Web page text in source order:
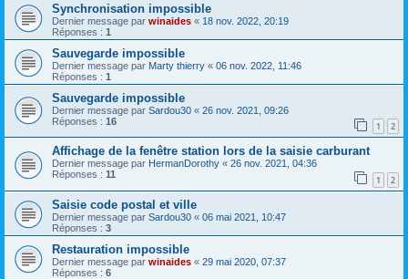
Synchronisation impossible
Dernier message par winaides « 18 nov. 2022, 20:19
Réponses : 1
Sauvegarde impossible
Dernier message par Marty thierry « 06 nov. 2022, 11:46
Réponses : 1
Sauvegarde impossible
Dernier message par Sardou30 « 26 nov. 2021, 09:26
Réponses : 16 1 2
Affichage de la fenêtre station lors de la saisie carburant
Dernier message par HermanDorothy « 26 nov. 2021, 04:36
Réponses : 11 1 2
Saisie code postal et ville
Dernier message par Sardou30 « 06 mai 2021, 10:47
Réponses : 3
Restauration impossible
Dernier message par winaides « 29 mai 2020, 07:37
Réponses : 6